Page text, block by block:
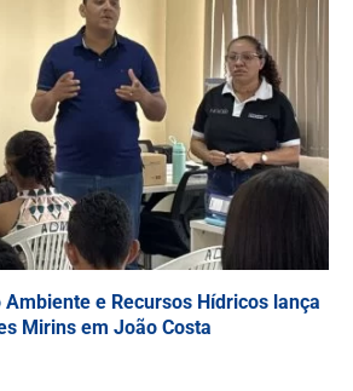
e Recursos Hídricos lança
Mirins em João Costa